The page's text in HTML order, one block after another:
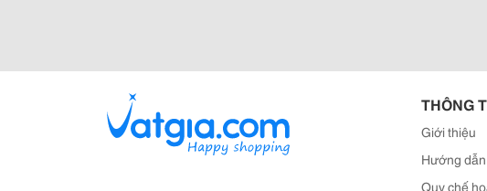
THÔNG
Giới thiệu
Hướng dẫn
Quy chế